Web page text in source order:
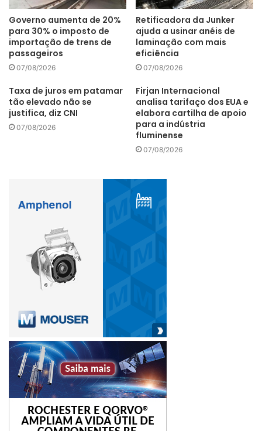
máquinas e equipamentos Nampo Show
Governo aumenta de 20%
para 30% o imposto de
importação de trens de
passageiros
07/08/2026
Retificadora da Junker
ajuda a usinar anéis de
laminação com mais
eficiência
07/08/2026
Taxa de juros em patamar
tão elevado não se
justifica, diz CNI
07/08/2026
Firjan Internacional
analisa tarifaço dos EUA e
elabora cartilha de apoio
para a indústria
fluminense
07/08/2026